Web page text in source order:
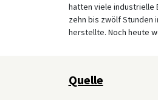
hatten viele industrielle
zehn bis zwölf Stunden
herstellte. Noch heute
Quelle